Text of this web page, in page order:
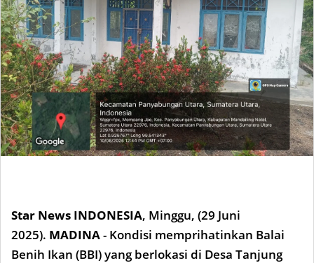
Star News INDONESIA, Minggu, (29 Juni
2025). MADINA- Kondisi memprihatinkan Balai
Benih Ikan (BBI) yang berlokasi di Desa Tanjung